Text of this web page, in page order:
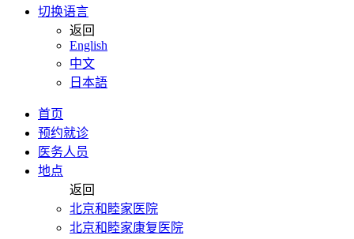
切换语言
返回
English
中文
日本語
首页
预约就诊
医务人员
地点
返回
北京和睦家医院
北京和睦家康复医院